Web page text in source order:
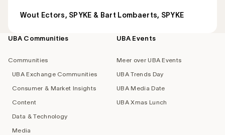
Wout Ectors, SPYKE & Bart Lombaerts, SPYKE
Footer
UBA Communities
Communities
UBA Exchange Communities
Consumer & Market Insights
Content
Data & Technology
Media
UBA Events
Meer over UBA Events
UBA Trends Day
UBA Media Date
UBA Xmas Lunch